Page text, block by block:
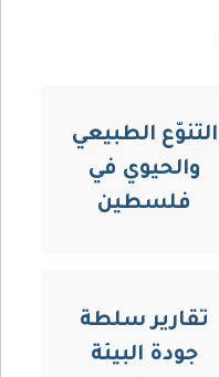
التنوّع الطبيعي
والحيوي في
فلسطين
تقارير سلطة
جودة البيئة